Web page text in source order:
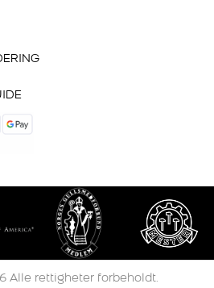
Alle rettigheter forbeholdt.